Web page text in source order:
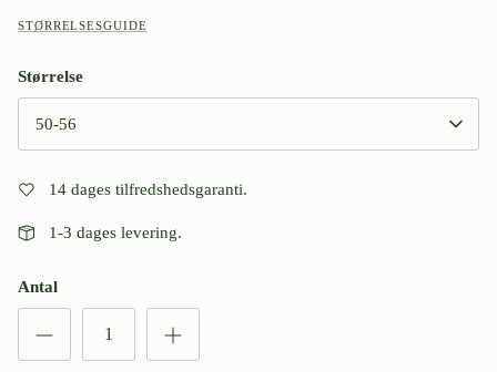
STØRRELSESGUIDE
Størrelse
50-56
14 dages tilfredshedsgaranti.
1-3 dages levering.
Antal